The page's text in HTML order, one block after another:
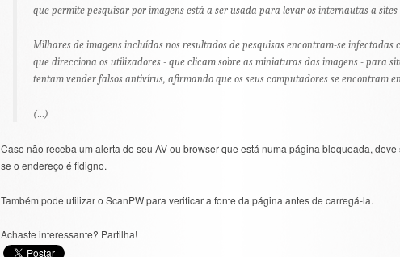
que permite pesquisar por imagens está a ser usada para levar os internautas a sites
Milhares de imagens incluídas nos resultados de pesquisas encontram-se infectadas
que direcciona os utilizadores - que clicam sobre as miniaturas das imagens - para
tentam vender falsos antivírus, afirmando que os seus computadores se encontram
(…)
Caso não receba um alerta do seu AV ou browser que está numa página bloqueada,
se o endereço é fidigno.
Também pode utilizar o ScanPW para verificar a fonte da página antes de carregá-la.
Achaste interessante? Partilha!